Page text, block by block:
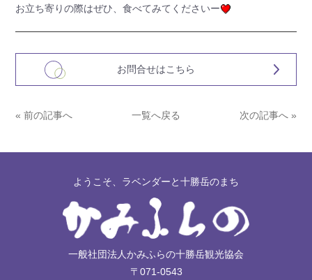
お立ち寄りの際はぜひ、食べてみてくださいー
お問合せはこちら
« 前の記事へ 一覧へ戻る 次の記事へ »
ようこそ、ラベンダーと十勝岳のまち
一般社団法人かみふらの十勝岳観光協会
〒071-0543